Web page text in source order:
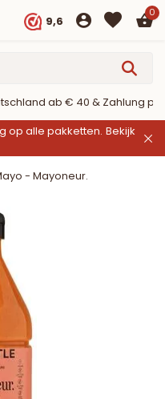
9,6
0
ab € 40 & Zahlung
op alle pakketten. Bekijk
- Mayoneur.